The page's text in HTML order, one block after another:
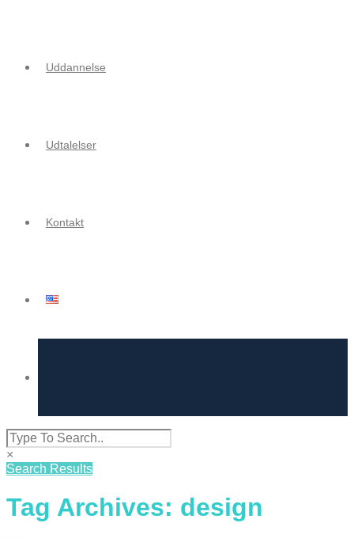
Uddannelse
Udtalelser
Kontakt
×
Search Results
Tag Archives: design